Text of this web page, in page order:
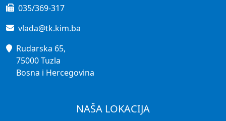
035/369-317
vlada@tk.kim.ba
Rudarska 65,
75000 Tuzla
Bosna i Hercegovina
NAŠA LOKACIJA